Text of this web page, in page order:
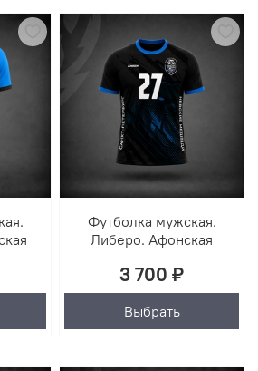
Футболка мужская.
Либеро. Афонская
3 700 ₽
Выбрать